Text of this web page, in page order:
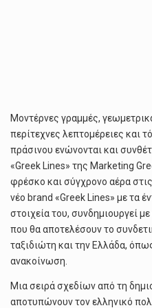
Μοντέρνες γραμμές,
περίτεχνες λεπτομέρειες και
πράσινου ενώνονται και
«Greek Lines» της Marketing
φρέσκο και σύγχρονο αέρα
νέο brand «Greek Lines» με τα
στοιχεία του, συνδημιουργεί
που θα αποτελέσουν το
ταξιδιώτη και την Ελλάδα,
ανακοίνωση.
Μια σειρά σχεδίων από τη
αποτυπώνουν τον ελληνικό